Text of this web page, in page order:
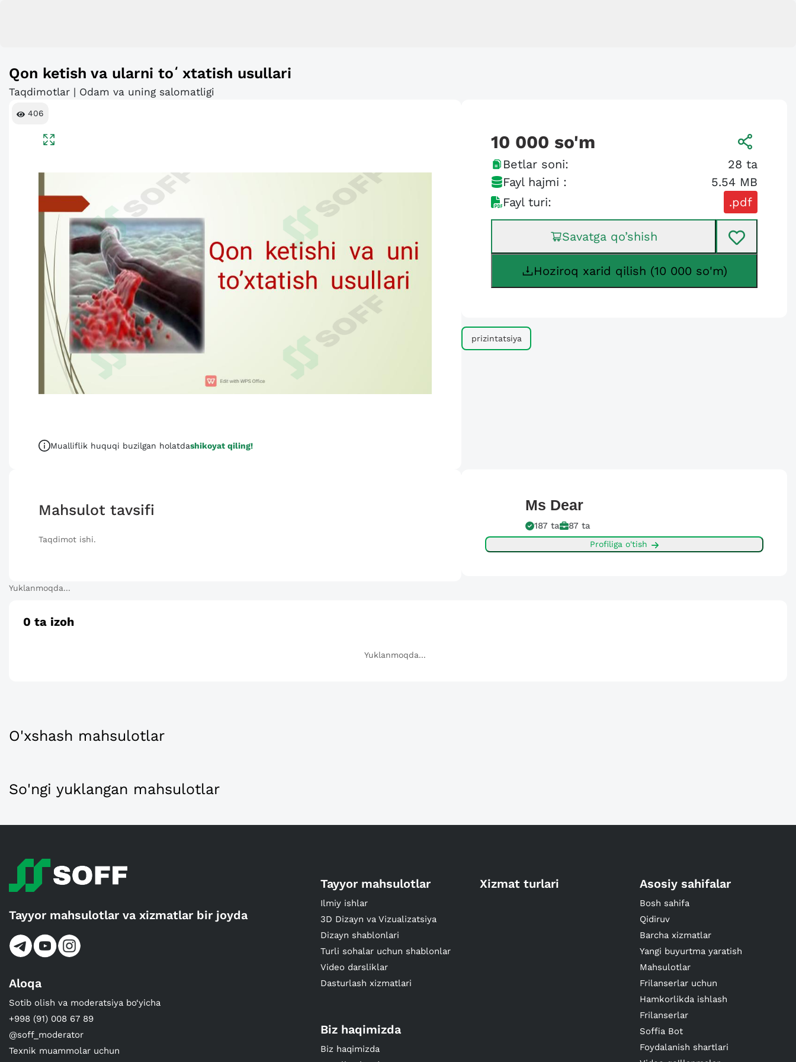
Qon ketish va ularni toʻxtatish usullari
Taqdimotlar | Odam va uning salomatligi
406
Mualliflik huquqi buzilgan holatdashikoyat qiling!
10 000 so'm
Betlar soni: 28 ta
Fayl hajmi :
5.54 MB
Fayl turi:
.pdf
Savatga qo’shish
Hoziroq xarid qilish (10 000 so'm)
prizintatsiya
Mahsulot tavsifi
Taqdimot ishi.
Ms Dear
187 ta 87 ta
Profiliga o'tish
Yuklanmoqda...
0 ta izoh
Yuklanmoqda...
O'xshash mahsulotlar
So'ngi yuklangan mahsulotlar
Tayyor mahsulotlar va xizmatlar bir joyda
Aloqa
Sotib olish va moderatsiya bo‘yicha
+998 (91) 008 67 89
@soff_moderator
Texnik muammolar uchun
Tayyor mahsulotlar
Ilmiy ishlar
3D Dizayn va Vizualizatsiya
Dizayn shablonlari
Turli sohalar uchun shablonlar
Video darsliklar
Dasturlash xizmatlari
Xizmat turlari Asosiy sahifalar
Bosh sahifa
Qidiruv
Barcha xizmatlar
Yangi buyurtma yaratish
Mahsulotlar
Frilanserlar uchun
Hamkorlikda ishlash
Frilanserlar
Soffia Bot
Foydalanish shartlari
Biz haqimizda
Biz haqimizda